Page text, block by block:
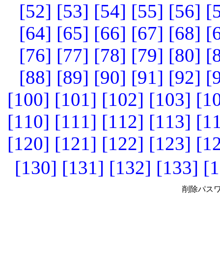
[52] [53] [54] [55] [56]
[64] [65] [66] [67] [68]
[76] [77] [78] [79] [80]
[88] [89] [90] [91] [92]
[100] [101] [102] [103]
[110] [111] [112] [113]
[120] [121] [122] [123]
[130] [131] [132] [133]
削除パス